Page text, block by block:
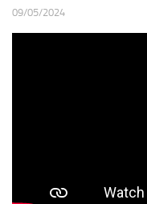
09/05/2024